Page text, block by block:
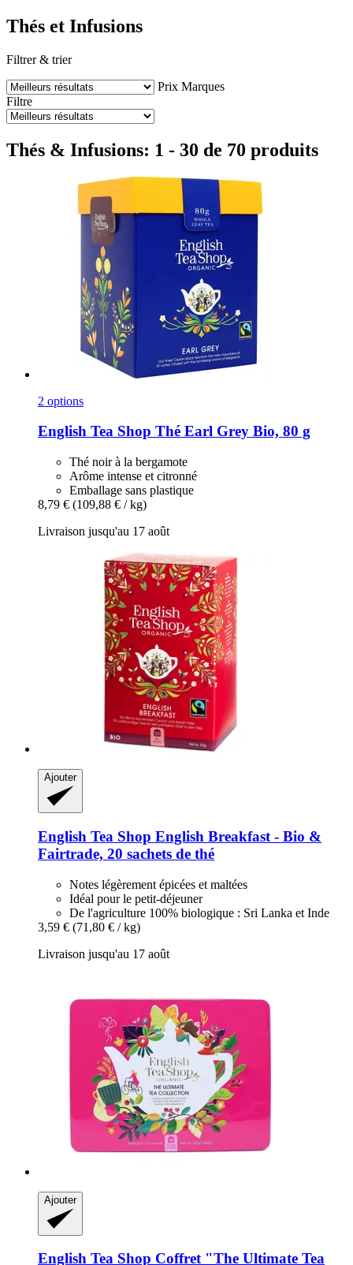
Thés et Infusions
Filtrer & trier
Prix Marques
Filtre
Thés & Infusions: 1 - 30 de 70 produits
2 options
English Tea Shop Thé Earl Grey Bio, 80 g
Thé noir à la bergamote
Arôme intense et citronné
Emballage sans plastique
8,79 € (109,88 € / kg)
Livraison jusqu'au 17 août
Ajouter
English Tea Shop English Breakfast -​ Bio &
Fairtrade, 20 sachets de thé
Notes légèrement épicées et maltées
Idéal pour le petit-déjeuner
De l'agriculture 100% biologique : Sri Lanka et Inde
3,59 € (71,80 € / kg)
Livraison jusqu'au 17 août
Ajouter
English Tea Shop Coffret "The Ultimate Tea